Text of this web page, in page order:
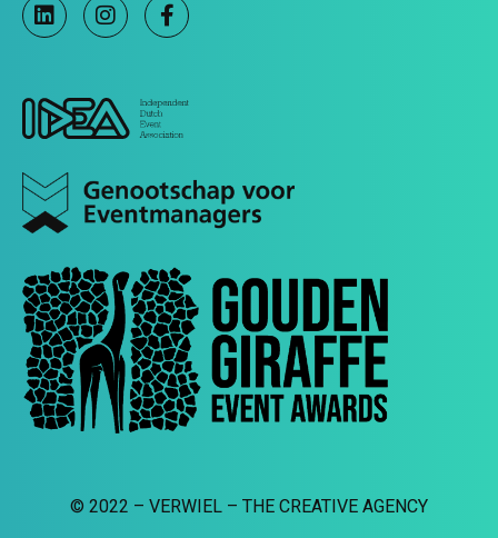
© 2022 – VERWIEL – THE CREATIVE AGENCY